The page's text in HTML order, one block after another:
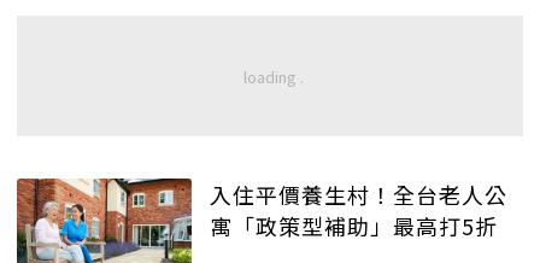
入住平價養生村！全台老人公
寓「政策型補助」最高打5折